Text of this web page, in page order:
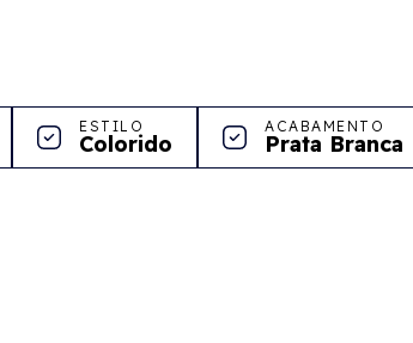
ESTILO
Colorido
ACABAMENTO
Prata Branca